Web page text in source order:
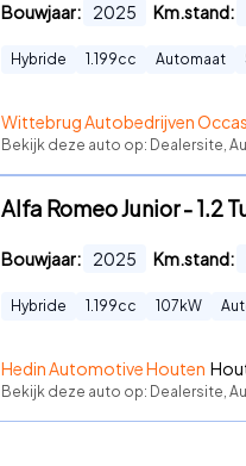
Bouwjaar: 2025 Km.stand:
Hybride 1.199cc Automaat
Wittebrug Autobedrijven
Bekijk deze auto op: Dealersite,
Alfa Romeo Junior - 1.2
Bouwjaar: 2025 Km.stand:
Hybride 1.199cc 107 kW
Hedin Automotive Houten
Bekijk deze auto op: Dealersite,